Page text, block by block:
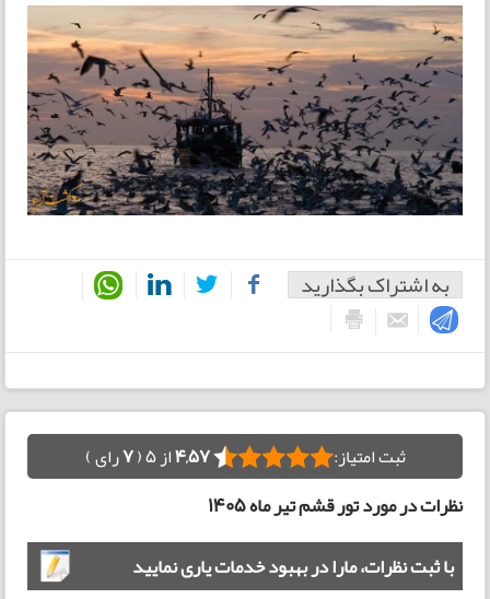
به اشتراک بگذارید
ثبت امتیاز: 4,57از 5 ( 7رای )
نظرات در مورد تور قشم تیر ماه 1405
با ثبت نظرات، مارا در بهبود خدمات یاری نمایید